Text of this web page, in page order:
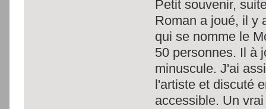
Petit souvenir,
Roman a joué, il y
qui se nomme le
50 personnes. Il à
minuscule. J'ai
l'artiste et discuté
accessible. Un